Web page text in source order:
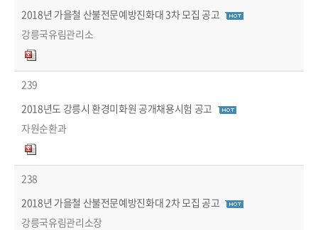
2018년 가을철 산불전문예방진화대 3차 모집 공고
강릉국유림관리소
239
2018년도 강릉시 환경미화원 공개채용시험 공고
자원순환과
238
2018년 가을철 산불전문예방진화대 2차 모집 공고
강릉국유림관리소장